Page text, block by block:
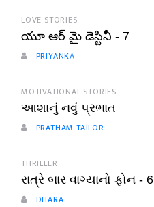
LOVE STORIES
యూ ఆర్ మై డెస్టినీ - 7
PRIYANKA
MOTIVATIONAL STORIES
આશાનું નવું પ્રભાત
PRATHAM TAILOR
THRILLER
રાત્રે બાર વાગ્યાનો ફોન - 6
DHARA